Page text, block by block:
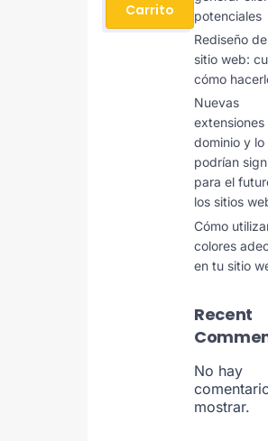
Carrito
potenciales
Rediseño
sitio web:
cómo
Nuevas
extensiones
dominio y lo
podrían
para el
los sitios
Cómo
colores
en tu sitio
Recent
No hay
mostrar.